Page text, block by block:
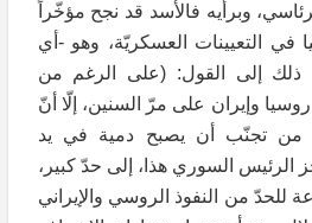
وبرأيه فالأسد قد نجح مؤخّراً
التعيينات العسكريّة، وهو -أي
ذلك إلى القول: (على الرغم من
وإيران على مرّ السنين، إلّا أنّ
من تجنّب أن يصبح دمية في يد
الرئيس السوري هذا، إلى حدّ كبير،
للحدّ من النفوذ الروسي والإيراني